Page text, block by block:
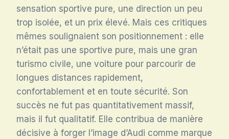
sensation sportive pure, une direction un peu
trop isolée, et un prix élevé. Mais ces critiques
mêmes soulignaient son positionnement : elle
n’était pas une sportive pure, mais une gran
turismo civile, une voiture pour parcourir de
longues distances rapidement,
confortablement et en toute sécurité. Son
succès ne fut pas quantitativement massif,
mais il fut qualitatif. Elle contribua de manière
décisive à forger l’image d’Audi comme marque